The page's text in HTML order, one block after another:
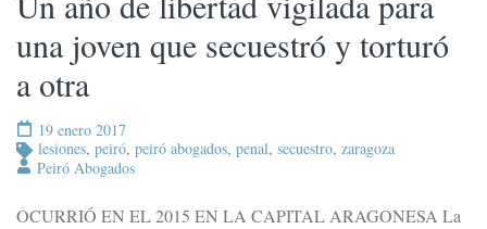
una joven que secuestró y torturó
a otra
19 enero 2017
lesiones, peiró, peiró abogados, penal, secuestro, zaragoza
Peiró Abogados
OCURRIÓ EN EL 2015 EN LA CAPITAL ARAGONESA La